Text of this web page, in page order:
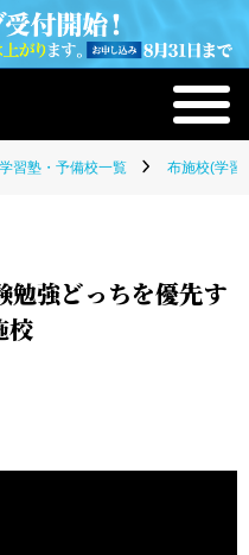
習塾・予備校一覧 布施校(学習
勉強どっちを優先す
校